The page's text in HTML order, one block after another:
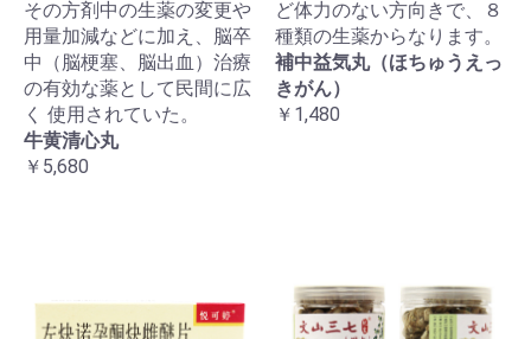
その方剤中の生薬の変更や
用量加減などに加え、脳卒
中（脳梗塞、脳出血）治療
の有効な薬として民間に広
く 使用されていた。
牛黄清心丸
￥5,680
ど体力のない方向きで、８
種類の生薬からなります。
補中益気丸（ほちゅうえっ
きがん）
￥1,480